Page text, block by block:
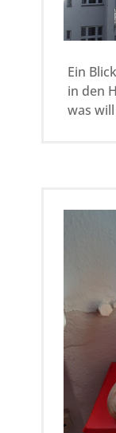
Ein
in den
was